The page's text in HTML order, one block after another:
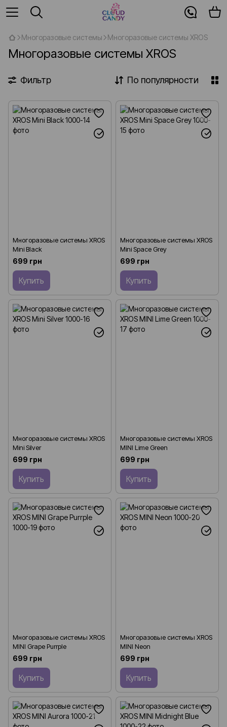
Многоразовые системы Многоразовые системы XROS
Многоразовые системы XROS
Фильтр По популярности
Многоразовые системы XROS
Mini Black
699 грн
Купить
Многоразовые системы XROS
Mini Space Grey
699 грн
Купить
Многоразовые системы XROS
Mini Silver
699 грн
Купить
Многоразовые системы XROS
MINI Lime Green
699 грн
Купить
Многоразовые системы XROS
MINI Grape Purrple
699 грн
Купить
Многоразовые системы XROS
MINI Neon
699 грн
Купить